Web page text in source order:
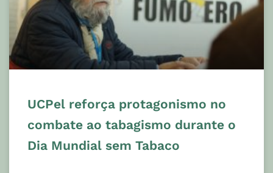
UCPel reforça protagonismo no
combate ao tabagismo durante o
Dia Mundial sem Tabaco